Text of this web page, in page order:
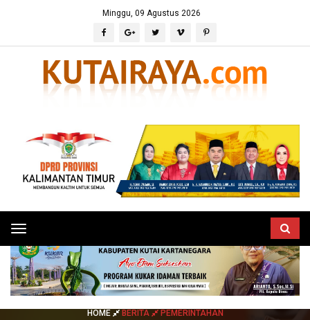
Minggu, 09 Agustus 2026
Toggle
navigation
HOME BERITA PEMERINTAHAN